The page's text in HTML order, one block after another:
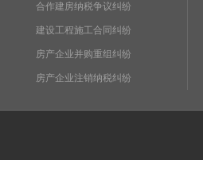
合作建房纳税争议纠纷
建设工程施工合同纠纷
房产企业并购重组纠纷
房产企业注销纳税纠纷